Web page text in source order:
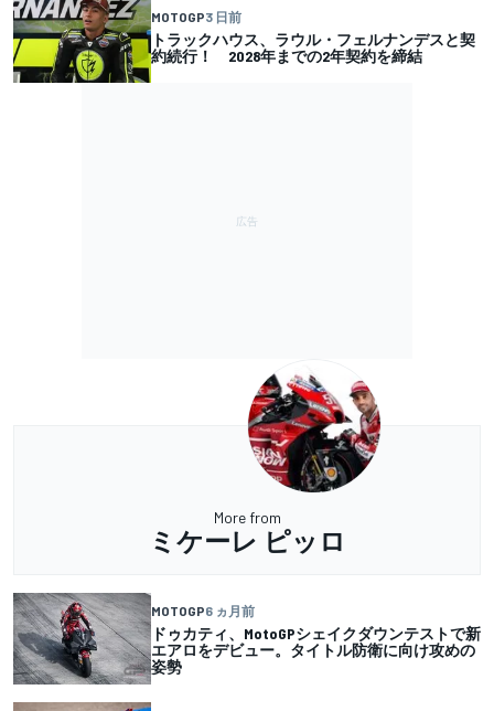
MOTOGP3 日前
トラックハウス、ラウル・フェルナンデスと契
約続行！ 2028年までの2年契約を締結
More from
ミケーレ ピッロ
MOTOGP6 ヵ月前
ドゥカティ、MotoGPシェイクダウンテストで新
エアロをデビュー。タイトル防衛に向け攻めの
姿勢